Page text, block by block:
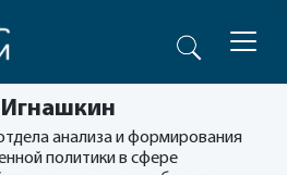
анализа и формирования
политики в сфере